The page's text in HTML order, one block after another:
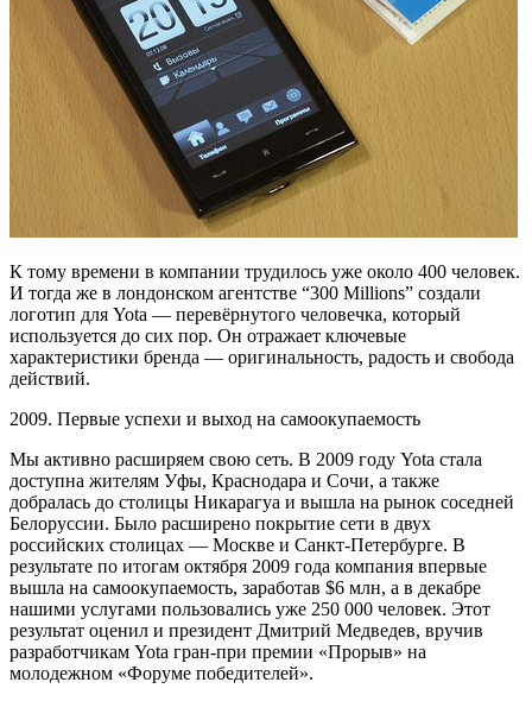
К тому времени в компании трудилось уже около 400 человек.
И тогда же в лондонском агентстве “300 Millions” создали
логотип для Yota — перевёрнутого человечка, который
используется до сих пор. Он отражает ключевые
характеристики бренда — оригинальность, радость и свобода
действий.
2009. Первые успехи и выход на самоокупаемость
Мы активно расширяем свою сеть. В 2009 году Yota стала
доступна жителям Уфы, Краснодара и Сочи, а также
добралась до столицы Никарагуа и вышла на рынок соседней
Белоруссии. Было расширено покрытие сети в двух
российских столицах — Москве и Санкт-Петербурге. В
результате по итогам октября 2009 года компания впервые
вышла на самоокупаемость, заработав $6 млн, а в декабре
нашими услугами пользовались уже 250 000 человек. Этот
результат оценил и президент Дмитрий Медведев, вручив
разработчикам Yota гран-при премии «Прорыв» на
молодежном «Форуме победителей».